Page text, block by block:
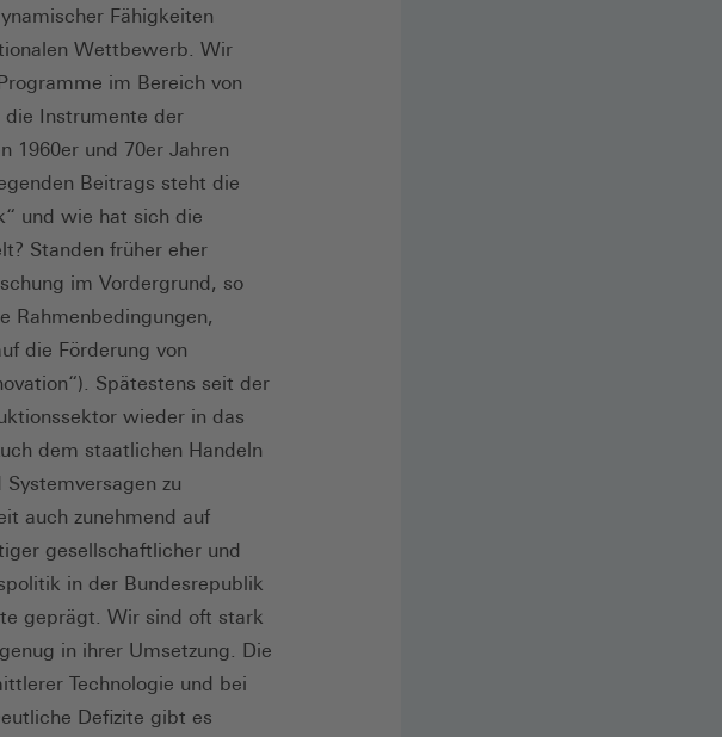
Fähigkeiten
Wettbewerb. Wir
im Bereich von
die Instrumente der
1960er und 70er Jahren
Beitrags steht die
und wie hat sich die
Standen früher eher
im Vordergrund, so
Rahmenbedingungen,
die Förderung von
Spätestens seit der
wieder in das
dem staatlichen Handeln
zu
auch zunehmend auf
gesellschaftlicher und
in der Bundesrepublik
geprägt. Wir sind oft stark
in ihrer Umsetzung. Die
Technologie und bei
Defizite gibt es